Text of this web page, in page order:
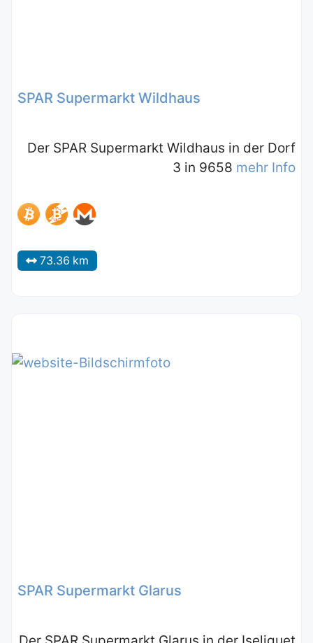
SPAR Supermarkt Wildhaus
Der SPAR Supermarkt Wildhaus in der Dorf
3 in 9658 mehr Info
73.36 km
SPAR Supermarkt Glarus